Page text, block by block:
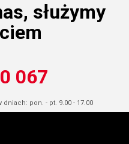
służymy
067
pon. - pt. 9.00 - 17.00